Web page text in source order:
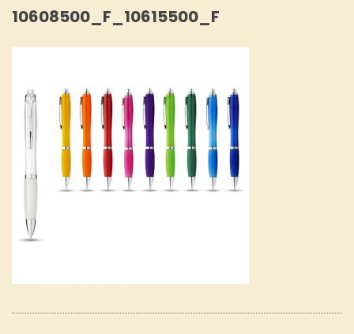
10608500_F_10615500_F